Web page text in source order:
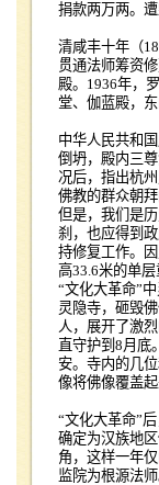
捐款两万两。
清咸丰十年（
贯通法师筹资
殿。 1936年，
堂、伽蓝殿，
中华人民共和
倒坍，殿内三尊
况后，指出杭
佛教的群众朝
但是，我们是
刹，也应得到政
持修复工作。
高33.6米的单层
“文化大革命”
灵隐寺，砸毁
人，展开了激
直守护到 8月底
安。寺内的几
像将佛像覆盖
“文化大革命”
确定为汉族地区
角，这样一年
监院为根源法